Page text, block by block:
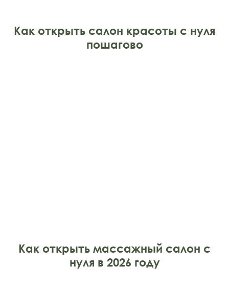
Как открыть салон красоты с нуля
пошагово
Как открыть массажный салон с
нуля в 2026 году